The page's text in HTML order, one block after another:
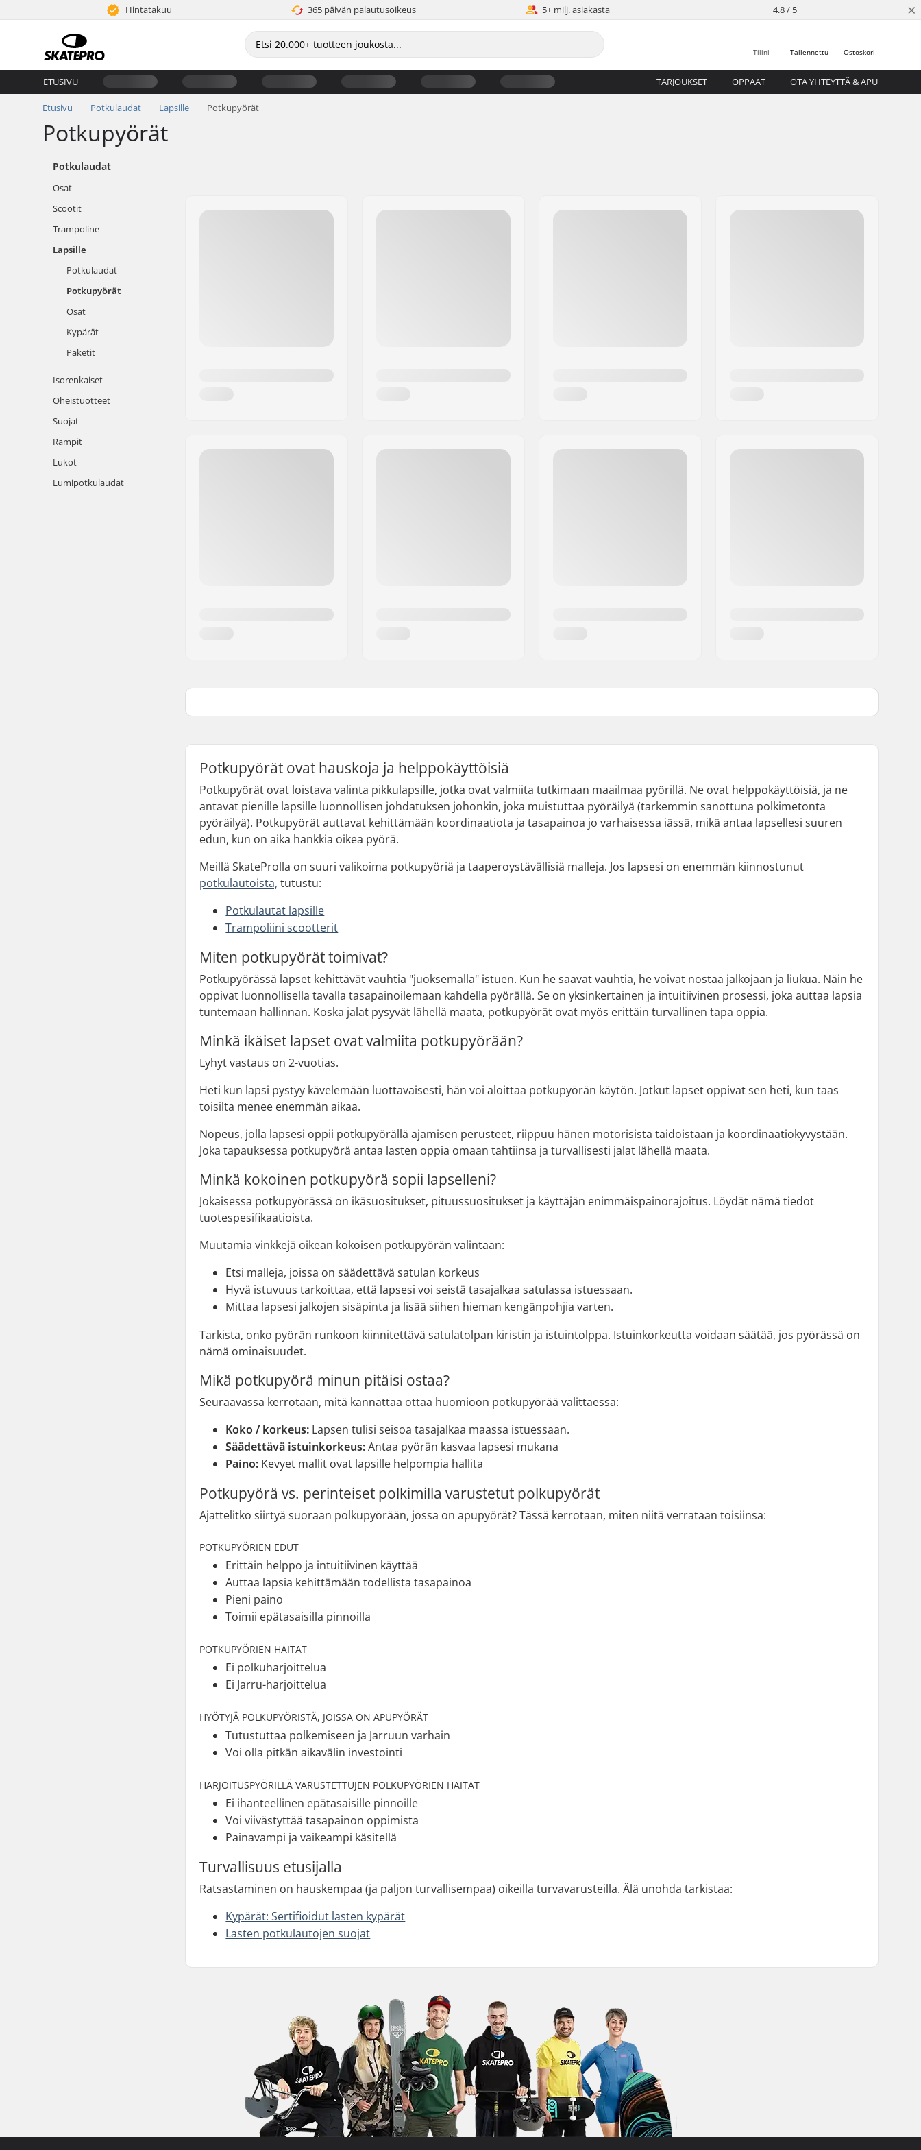
Hintatakuu 365 päivän palautusoikeus 5+ milj. asiakasta 4.8 / 5 ×
Ostoskori
Tallennettu
Tilini
ETUSIVU TARJOUKSET OPPAAT OTA YHTEYTTÄ & APU
Etusivu Potkulaudat Lapsille Potkupyörät
Potkupyörät
Potkulaudat
Osat
Scootit
Trampoline
Lapsille
Potkulaudat
Potkupyörät
Osat
Kypärät
Paketit
Isorenkaiset
Oheistuotteet
Suojat
Rampit
Lukot
Lumipotkulaudat
Potkupyörät ovat hauskoja ja helppokäyttöisiä
Potkupyörät ovat loistava valinta pikkulapsille, jotka ovat valmiita tutkimaan maailmaa pyörillä. Ne ovat helppokäyttöisiä, ja ne
antavat pienille lapsille luonnollisen johdatuksen johonkin, joka muistuttaa pyöräilyä (tarkemmin sanottuna polkimetonta
pyöräilyä). Potkupyörät auttavat kehittämään koordinaatiota ja tasapainoa jo varhaisessa iässä, mikä antaa lapsellesi suuren
edun, kun on aika hankkia oikea pyörä.
Meillä SkateProlla on suuri valikoima potkupyöriä ja taaperoystävällisiä malleja. Jos lapsesi on enemmän kiinnostunut
potkulautoista, tutustu:
Potkulautat lapsille
Trampoliini scootterit
Miten potkupyörät toimivat?
Potkupyörässä lapset kehittävät vauhtia "juoksemalla" istuen. Kun he saavat vauhtia, he voivat nostaa jalkojaan ja liukua. Näin he
oppivat luonnollisella tavalla tasapainoilemaan kahdella pyörällä. Se on yksinkertainen ja intuitiivinen prosessi, joka auttaa lapsia
tuntemaan hallinnan. Koska jalat pysyvät lähellä maata, potkupyörät ovat myös erittäin turvallinen tapa oppia.
Minkä ikäiset lapset ovat valmiita potkupyörään?
Lyhyt vastaus on 2-vuotias.
Heti kun lapsi pystyy kävelemään luottavaisesti, hän voi aloittaa potkupyörän käytön. Jotkut lapset oppivat sen heti, kun taas
toisilta menee enemmän aikaa.
Nopeus, jolla lapsesi oppii potkupyörällä ajamisen perusteet, riippuu hänen motorisista taidoistaan ja koordinaatiokyvystään.
Joka tapauksessa potkupyörä antaa lasten oppia omaan tahtiinsa ja turvallisesti jalat lähellä maata.
Minkä kokoinen potkupyörä sopii lapselleni?
Jokaisessa potkupyörässä on ikäsuositukset, pituussuositukset ja käyttäjän enimmäispainorajoitus. Löydät nämä tiedot
tuotespesifikaatioista.
Muutamia vinkkejä oikean kokoisen potkupyörän valintaan:
Etsi malleja, joissa on säädettävä satulan korkeus
Hyvä istuvuus tarkoittaa, että lapsesi voi seistä tasajalkaa satulassa istuessaan.
Mittaa lapsesi jalkojen sisäpinta ja lisää siihen hieman kengänpohjia varten.
Tarkista, onko pyörän runkoon kiinnitettävä satulatolpan kiristin ja istuintolppa. Istuinkorkeutta voidaan säätää, jos pyörässä on
nämä ominaisuudet.
Mikä potkupyörä minun pitäisi ostaa?
Seuraavassa kerrotaan, mitä kannattaa ottaa huomioon potkupyörää valittaessa:
Koko / korkeus: Lapsen tulisi seisoa tasajalkaa maassa istuessaan.
Säädettävä istuinkorkeus:Antaa pyörän kasvaa lapsesi mukana
Paino: Kevyet mallit ovat lapsille helpompia hallita
Potkupyörä vs. perinteiset polkimilla varustetut polkupyörät
Ajattelitko siirtyä suoraan polkupyörään, jossa on apupyörät? Tässä kerrotaan, miten niitä verrataan toisiinsa:
POTKUPYÖRIEN EDUT
Erittäin helppo ja intuitiivinen käyttää
Auttaa lapsia kehittämään todellista tasapainoa
Pieni paino
Toimii epätasaisilla pinnoilla
POTKUPYÖRIEN HAITAT
Ei polkuharjoittelua
Ei Jarru-harjoittelua
HYÖTYJÄ POLKUPYÖRISTÄ, JOISSA ON APUPYÖRÄT
Tutustuttaa polkemiseen ja Jarruun varhain
Voi olla pitkän aikavälin investointi
HARJOITUSPYÖRILLÄ VARUSTETTUJEN POLKUPYÖRIEN HAITAT
Ei ihanteellinen epätasaisille pinnoille
Voi viivästyttää tasapainon oppimista
Painavampi ja vaikeampi käsitellä
Turvallisuus etusijalla
Ratsastaminen on hauskempaa (ja paljon turvallisempaa) oikeilla turvavarusteilla. Älä unohda tarkistaa:
Kypärät: Sertifioidut lasten kypärät
Lasten potkulautojen suojat